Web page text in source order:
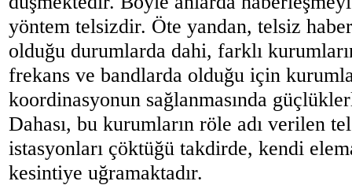
yöntem telsizdir. Öte yandan, telsiz
olduğu durumlarda dahi, farklı
frekans ve bandlarda olduğu için
koordinasyonun sağlanmasında
Dahası, bu kurumların röle adı verilen
istasyonları çöktüğü takdirde, kendi
kesintiye uğramaktadır.